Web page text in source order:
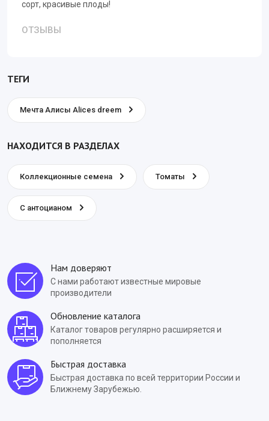
сорт, красивые плоды!
ОТЗЫВЫ
ТЕГИ
Мечта Алисы Alices dreem
НАХОДИТСЯ В РАЗДЕЛАХ
Коллекционные семена Томаты
С антоцианом
Нам доверяют
С нами работают известные мировые
производители
Обновление каталога
Каталог товаров регулярно расширяется и
пополняется
Быстрая доставка
Быстрая доставка по всей территории России и
Ближнему Зарубежью.